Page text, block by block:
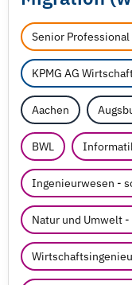
Senior Professional
KPMG AG
Aachen
BWL
Ingenieurwesen -
Natur und Umwelt